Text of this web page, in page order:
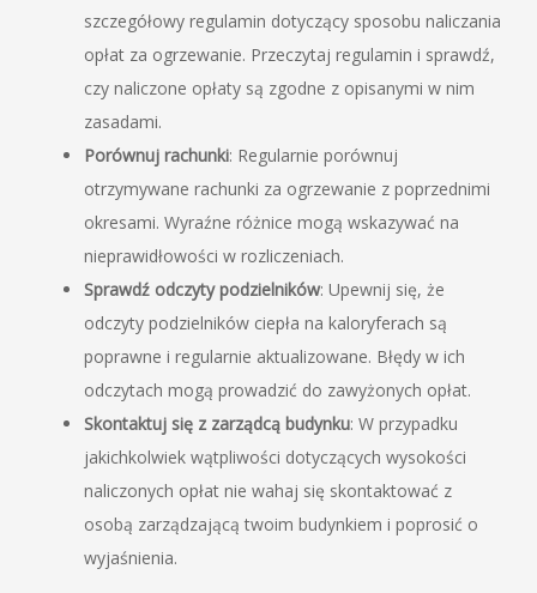
szczegółowy regulamin dotyczący sposobu naliczania
opłat za ogrzewanie. Przeczytaj regulamin i sprawdź,
czy naliczone opłaty są zgodne z opisanymi w nim
zasadami.
Porównuj rachunki: Regularnie porównuj
otrzymywane rachunki za ogrzewanie z poprzednimi
okresami. Wyraźne różnice mogą wskazywać na
nieprawidłowości w rozliczeniach.
Sprawdź odczyty podzielników: Upewnij się, że
odczyty podzielników ciepła na kaloryferach są
poprawne i regularnie aktualizowane. Błędy w ich
odczytach mogą prowadzić do zawyżonych opłat.
Skontaktuj się z zarządcą budynku: W przypadku
jakichkolwiek wątpliwości dotyczących wysokości
naliczonych opłat nie wahaj się skontaktować z
osobą zarządzającą twoim budynkiem i poprosić o
wyjaśnienia.